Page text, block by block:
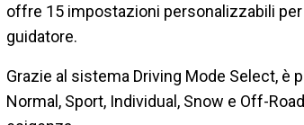
offre 15 impostazioni personalizzabili
guidatore.
Grazie al sistema Driving Mode Select, è
Normal, Sport, Individual, Snow e Off-